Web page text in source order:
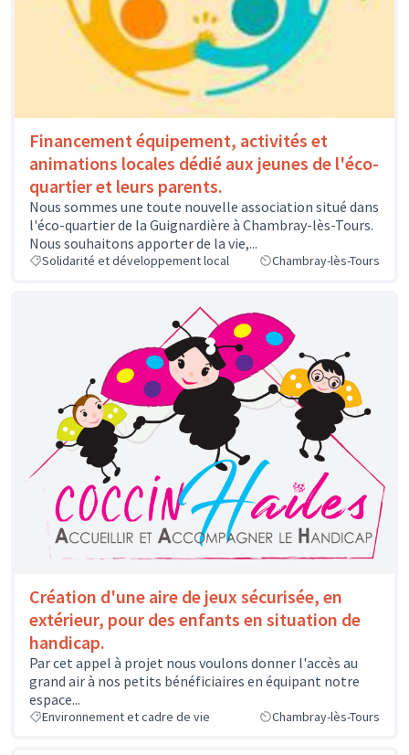
Financement équipement, activités et
animations locales dédié aux jeunes de l'éco-
quartier et leurs parents.
Nous sommes une toute nouvelle association situé dans
l'éco-quartier de la Guignardière à Chambray-lès-Tours.
Nous souhaitons apporter de la vie,...
Solidarité et développement local Chambray-lès-Tours
Création d'une aire de jeux sécurisée, en
extérieur, pour des enfants en situation de
handicap.
Par cet appel à projet nous voulons donner l'accès au
grand air à nos petits bénéficiaires en équipant notre
espace...
Environnement et cadre de vie Chambray-lès-Tours